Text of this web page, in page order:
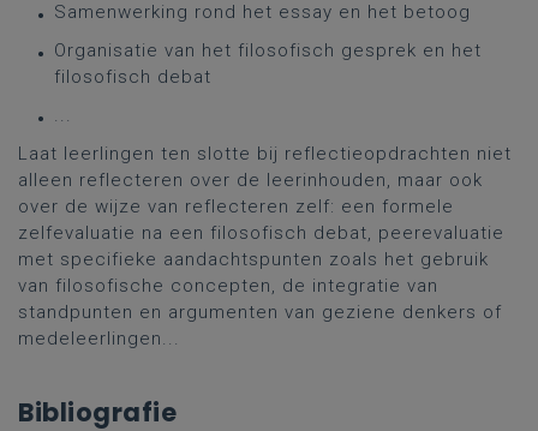
Samenwerking rond het essay en het betoog
Organisatie van het filosofisch gesprek en het
filosofisch debat
...
Laat leerlingen ten slotte bij reflectieopdrachten niet
alleen reflecteren over de leerinhouden, maar ook
over de wijze van reflecteren zelf: een formele
zelfevaluatie na een filosofisch debat, peerevaluatie
met specifieke aandachtspunten zoals het gebruik
van filosofische concepten, de integratie van
standpunten en argumenten van geziene denkers of
medeleerlingen...
Bibliografie